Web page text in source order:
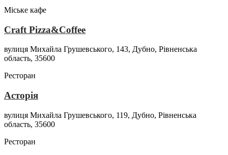
Міське кафе
Craft Pizza&Coffee
вулиця Михайла Грушевського, 143, Дубно, Рівненська
область, 35600
Ресторан
Асторія
вулиця Михайла Грушевського, 119, Дубно, Рівненська
область, 35600
Ресторан